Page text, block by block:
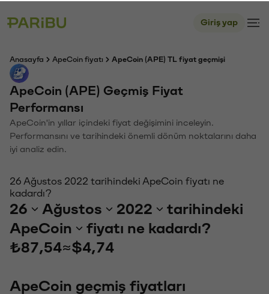
Giriş yap
Anasayfa ApeCoin fiyatı ApeCoin (APE) TL fiyat geçmişi
ApeCoin (APE) Geçmiş Fiyat
Performansı
ApeCoin'in yıllar içindeki fiyat değişimini inceleyin.
Performansını ve tarihindeki önemli dönüm noktalarını daha
iyi analiz edin.
26 Ağustos 2022 tarihindeki ApeCoin fiyatı ne
kadardı?
26 Ağustos 2022
tarihindeki
ApeCoin
fiyatı ne kadardı?
₺87,54≈$4,74
ApeCoin geçmiş fiyatları